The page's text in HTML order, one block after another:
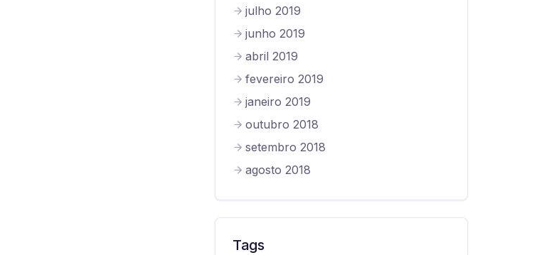
julho 2019
junho 2019
abril 2019
fevereiro 2019
janeiro 2019
outubro 2018
setembro 2018
agosto 2018
Tags